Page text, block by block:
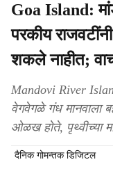
Goa Island:
परकीय
शकले नाहीत;
Mandovi River
वेगवेगळे गंध मानवाला
ओळख होते, पृथ्वीच्या
दैनिक गोमन्तक डिजिटल